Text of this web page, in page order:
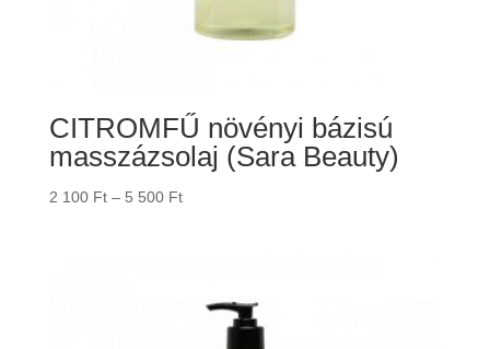
CITROMFŰ növényi bázisú
masszázsolaj (Sara Beauty)
2 100 Ft – 5 500 FtÁrtartomány: